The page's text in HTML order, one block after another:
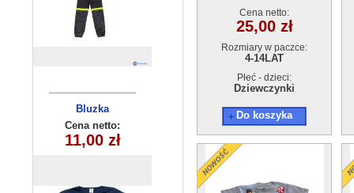
Bluzka
dziewczęca
(9-12) 4szt
Cena netto:
11,00 zł
Bluzka
dziewczęca
(9-12) 4szt
Cena netto:
6,50 zł
Cena netto:
25,00 zł
Rozmiary w paczce:
4-14LAT
Płeć - dzieci:
Dziewczynki
Do koszyka